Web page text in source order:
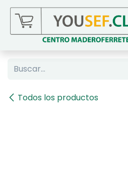
Ir al contenido
Todos los productos